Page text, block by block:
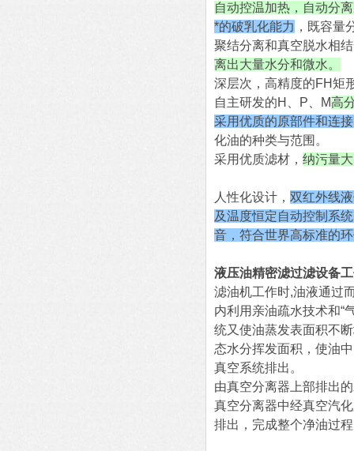
自动控温加热，自动分
*的破乳化能力 ，既容量
聚结分离和真空脱水相
离出大量水分和微水。
深层次，高精度的FH矩
自主研发的H、P、M高
采用优质的原部件和连
化油的种类与范围。
采用优质滤材， 纳污量
人性化设计， 双红外线
及温度恒定自动控制系
音，符合世界高标准的
液压油精密滤过滤设备
滤油机工作时,油液通过
内利用亲油疏水技术和“
统又使油蒸发表面积不
态水分挥发面积，使油
真空系统排出。
由真空分离器上部排出
真空分离器中经真空汽
排出，完成整个净油过